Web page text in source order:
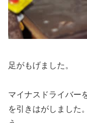
足がもげました。
マイナスドライバー
を引きはがしました